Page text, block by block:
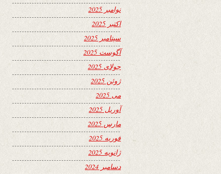
نوامبر 2025
اکتبر 2025
سپتامبر 2025
آگوست 2025
جولای 2025
ژوئن 2025
می 2025
آوریل 2025
مارس 2025
فوریه 2025
ژانویه 2025
دسامبر 2024